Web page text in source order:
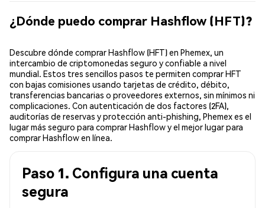
¿Dónde puedo comprar Hashflow (HFT)?
Descubre dónde comprar Hashflow (HFT) en Phemex, un
intercambio de criptomonedas seguro y confiable a nivel
mundial. Estos tres sencillos pasos te permiten comprar HFT
con bajas comisiones usando tarjetas de crédito, débito,
transferencias bancarias o proveedores externos, sin mínimos ni
complicaciones. Con autenticación de dos factores (2FA),
auditorías de reservas y protección anti-phishing, Phemex es el
lugar más seguro para comprar Hashflow y el mejor lugar para
comprar Hashflow en línea.
Paso 1. Configura una cuenta
segura